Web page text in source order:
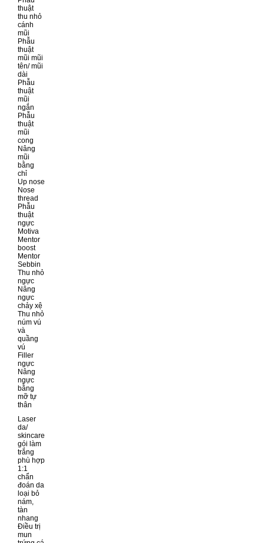
thuật
thu nhỏ
cánh
mũi
Phẫu
thuật
mũi mũi
tên/ mũi
dài
Phẫu
thuật
mũi
ngắn
Phẫu
thuật
mũi
cong
Nâng
mũi
bằng
chỉ
Up nose
Nose
thread
Phẫu
thuật
ngực
Motiva
Mentor
boost
Mentor
Sebbin
Thu nhỏ
ngực
Nâng
ngực
chảy xệ
Thu nhỏ
núm vú
và
quầng
vú
Filler
ngực
Nâng
ngực
bằng
mỡ tự
thân
Laser
da/
skincare
gói làm
trắng
phù hợp
1:1
chẩn
đoán da
loại bỏ
nám,
tàn
nhang
Điều trị
mun